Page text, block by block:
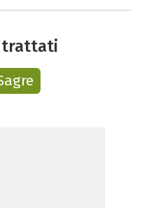
trattati